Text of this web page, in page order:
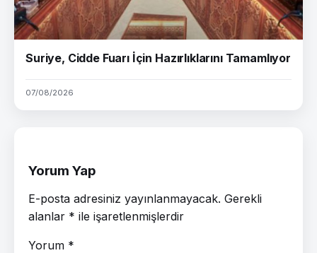
Suriye, Cidde Fuarı İçin Hazırlıklarını Tamamlıyor
07/08/2026
Yorum Yap
E-posta adresiniz yayınlanmayacak. Gerekli
alanlar * ile işaretlenmişlerdir
Yorum *